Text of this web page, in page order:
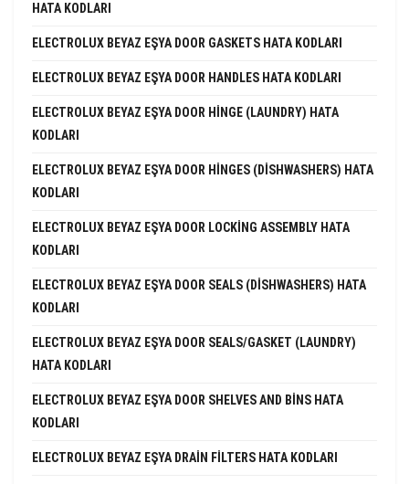
HATA KODLARI
ELECTROLUX BEYAZ EŞYA DOOR GASKETS HATA KODLARI
ELECTROLUX BEYAZ EŞYA DOOR HANDLES HATA KODLARI
ELECTROLUX BEYAZ EŞYA DOOR HINGE (LAUNDRY) HATA
KODLARI
ELECTROLUX BEYAZ EŞYA DOOR HINGES (DISHWASHERS) HATA
KODLARI
ELECTROLUX BEYAZ EŞYA DOOR LOCKING ASSEMBLY HATA
KODLARI
ELECTROLUX BEYAZ EŞYA DOOR SEALS (DISHWASHERS) HATA
KODLARI
ELECTROLUX BEYAZ EŞYA DOOR SEALS/GASKET (LAUNDRY)
HATA KODLARI
ELECTROLUX BEYAZ EŞYA DOOR SHELVES AND BINS HATA
KODLARI
ELECTROLUX BEYAZ EŞYA DRAIN FILTERS HATA KODLARI